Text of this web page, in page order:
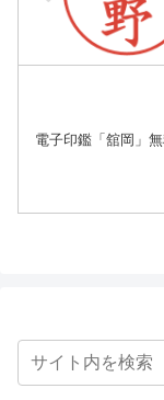
電子印鑑「舘岡」